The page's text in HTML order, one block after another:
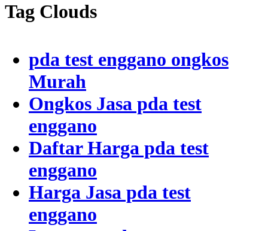
Tag Clouds
pda test enggano ongkos
Murah
Ongkos Jasa pda test
enggano
Daftar Harga pda test
enggano
Harga Jasa pda test
enggano